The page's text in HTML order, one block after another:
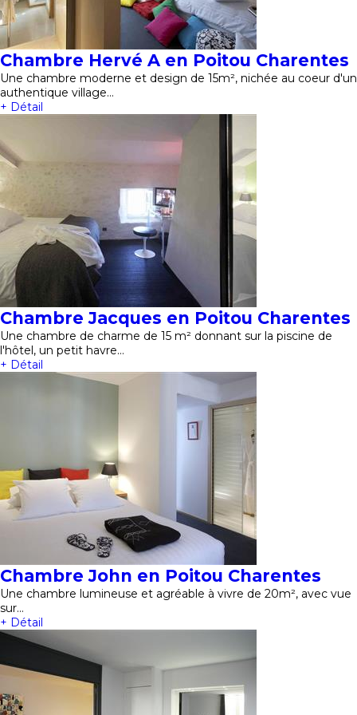
Chambre Hervé A en Poitou Charentes
Une chambre moderne et design de 15m², nichée au coeur d'un
authentique village…
+ Détail
Chambre Jacques en Poitou Charentes
Une chambre de charme de 15 m² donnant sur la piscine de
l'hôtel, un petit havre…
+ Détail
Chambre John en Poitou Charentes
Une chambre lumineuse et agréable à vivre de 20m², avec vue
sur…
+ Détail